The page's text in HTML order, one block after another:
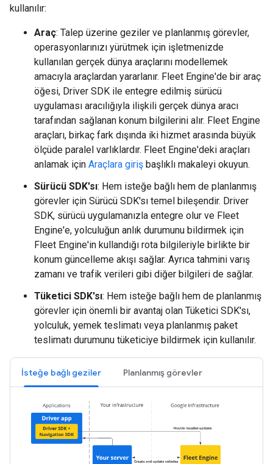
kullanılır:
Araç: Talep üzerine geziler ve planlanmış görevler,
operasyonlarınızı yürütmek için işletmenizde
kullanılan gerçek dünya araçlarını modellemek
amacıyla araçlardan yararlanır. Fleet Engine'de bir araç
öğesi, Driver SDK ile entegre edilmiş sürücü
uygulaması aracılığıyla ilişkili gerçek dünya aracı
tarafından sağlanan konum bilgilerini alır. Fleet Engine
araçları, birkaç fark dışında iki hizmet arasında büyük
ölçüde paralel varlıklardır. Fleet Engine'deki araçları
anlamak için Araçlara giriş başlıklı makaleyi okuyun.
Sürücü SDK'sı: Hem isteğe bağlı hem de planlanmış
görevler için Sürücü SDK'sı temel bileşendir. Driver
SDK, sürücü uygulamanızla entegre olur ve Fleet
Engine'e, yolculuğun anlık durumunu bildirmek için
Fleet Engine'in kullandığı rota bilgileriyle birlikte bir
konum güncelleme akışı sağlar. Ayrıca tahmini varış
zamanı ve trafik verileri gibi diğer bilgileri de sağlar.
Tüketici SDK'sı: Hem isteğe bağlı hem de planlanmış
görevler için önemli bir avantaj olan Tüketici SDK'sı,
yolculuk, yemek teslimatı veya planlanmış paket
teslimatı durumunu tüketiciye bildirmek için kullanılır.
İsteğe bağlı geziler Planlanmış görevler